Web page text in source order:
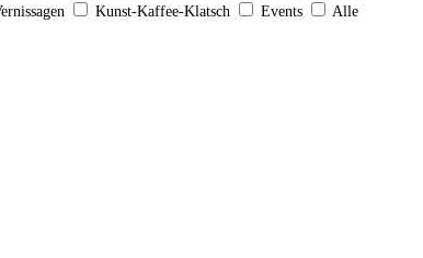
Kunst-Kaffee-Klatsch Events
Alle